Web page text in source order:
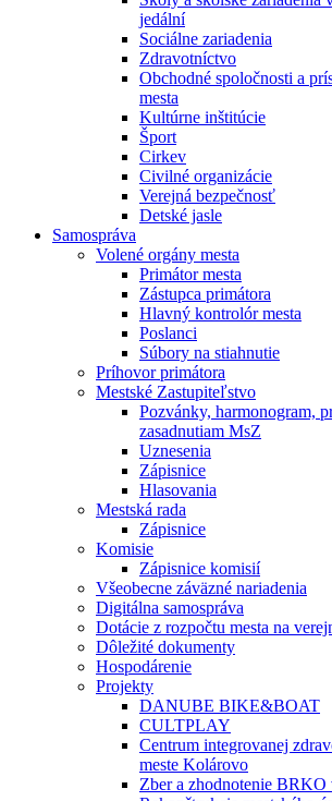
jedální
Sociálne zariadenia
Zdravotníctvo
Obchodné spoločnosti a
mesta
Kultúrne inštitúcie
Šport
Cirkev
Civilné organizácie
Verejná bezpečnosť
Detské jasle
Samospráva
Volené orgány mesta
Primátor mesta
Zástupca primátora
Hlavný kontrolór mesta
Poslanci
Súbory na stiahnutie
Príhovor primátora
Mestské Zastupiteľstvo
Pozvánky, harmonogram,
zasadnutiam MsZ
Uznesenia
Zápisnice
Hlasovania
Mestská rada
Zápisnice
Komisie
Zápisnice komisií
Všeobecne záväzné nariadenia
Digitálna samospráva
Dotácie z rozpočtu mesta na
Dôležité dokumenty
Hospodárenie
Projekty
DANUBE BIKE&BOAT
CULTPLAY
Centrum integrovanej
meste Kolárovo
Zber a zhodnotenie